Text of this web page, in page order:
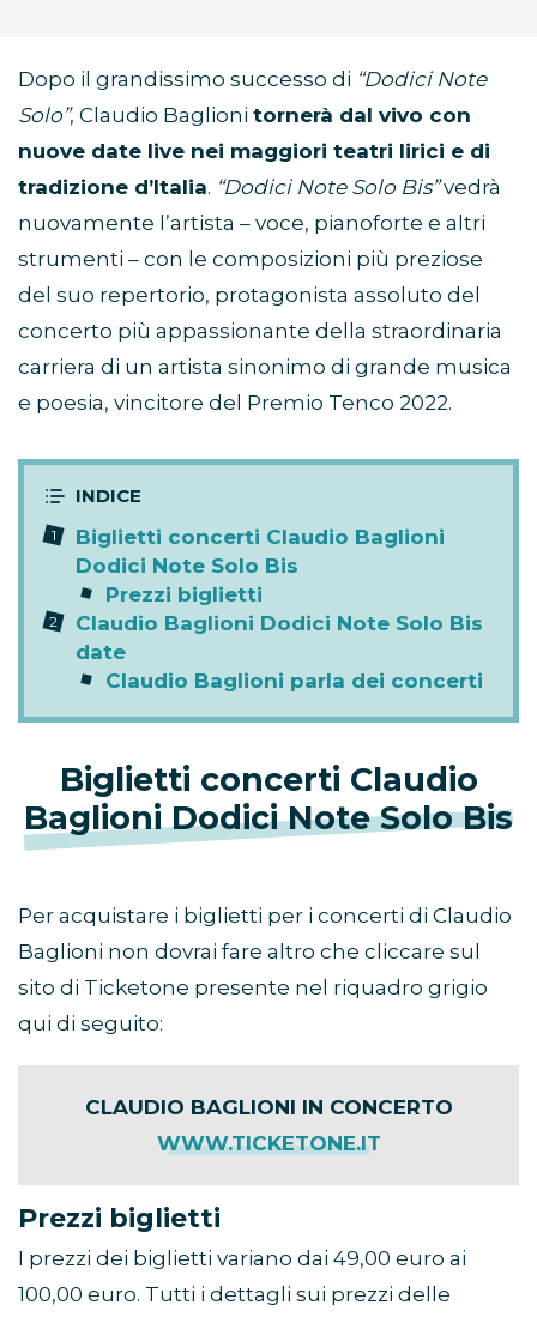
Dopo il grandissimo successo di “Dodici Note
Solo”, Claudio Baglioni tornerà dal vivo con
nuove date live nei maggiori teatri lirici e di
tradizione d’Italia. “Dodici Note Solo Bis”vedrà
nuovamente l’artista – voce, pianoforte e altri
strumenti – con le composizioni più preziose
del suo repertorio, protagonista assoluto del
concerto più appassionante della straordinaria
carriera di un artista sinonimo di grande musica
e poesia, vincitore del Premio Tenco 2022.
Biglietti concerti Claudio Baglioni
Dodici Note Solo Bis
Prezzi biglietti
Claudio Baglioni Dodici Note Solo Bis
date
Claudio Baglioni parla dei concerti
Biglietti concerti Claudio
Baglioni Dodici Note Solo Bis
Per acquistare i biglietti per i concerti di Claudio
Baglioni non dovrai fare altro che cliccare sul
sito di Ticketone presente nel riquadro grigio
qui di seguito:
CLAUDIO BAGLIONI IN CONCERTO
WWW.TICKETONE.IT
Prezzi biglietti
I prezzi dei biglietti variano dai 49,00 euro ai
100,00 euro. Tutti i dettagli sui prezzi delle